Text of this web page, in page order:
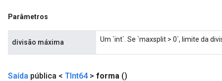
Parâmetros
divisão máxima Um `int`. Se `maxsplit > 0`, limite da
Saída pública < TInt64> forma ()